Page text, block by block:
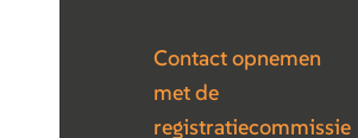
Contact opnemen
met de
registratiecommissie